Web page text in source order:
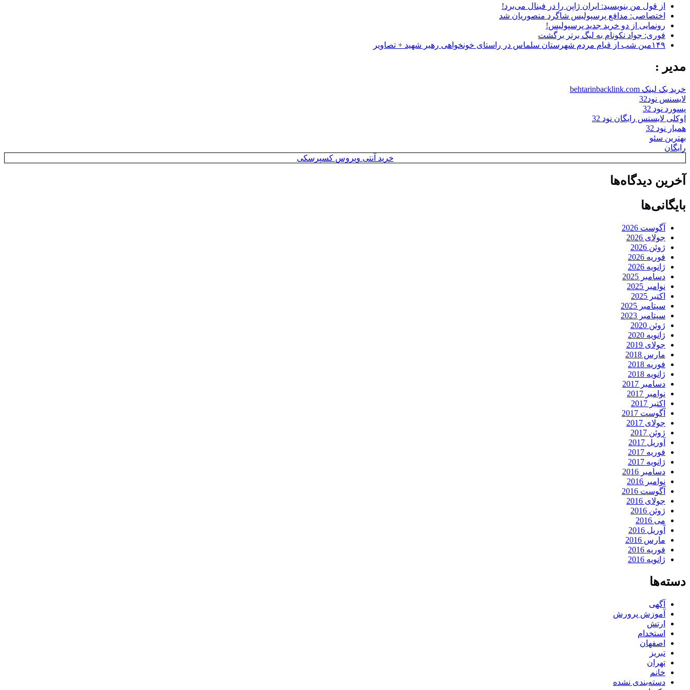
از قول من بنویسید: ایران ژاپن را در فینال می‌برد!
اختصاصی: مدافع پرسپولیس شاگرد منصوریان شد
رونمایی از دو خرید جدید پرسپولیس!
فوری: جواد نکونام به لیگ برتر برگشت
۱۴۹مین شب از قیام مردم شهرستان سلماس در راستای خونخواهی رهبر شهید + تصاویر
مدیر :
خرید بک لینک behtarinbacklink.com
لایسنس نود32
پسورد نود 32
اوکلی لایسنس رایگان نود 32
همیار نود 32
بهترین سئو
رایگان
خرید آنتی ویروس کسپرسکی
آخرین دیدگاه‌ها
بایگانی‌ها
آگوست 2026
جولای 2026
ژوئن 2026
فوریه 2026
ژانویه 2026
دسامبر 2025
نوامبر 2025
اکتبر 2025
سپتامبر 2025
سپتامبر 2023
ژوئن 2020
ژانویه 2020
جولای 2019
مارس 2018
فوریه 2018
ژانویه 2018
دسامبر 2017
نوامبر 2017
اکتبر 2017
آگوست 2017
جولای 2017
ژوئن 2017
آوریل 2017
فوریه 2017
ژانویه 2017
دسامبر 2016
نوامبر 2016
آگوست 2016
جولای 2016
ژوئن 2016
می 2016
آوریل 2016
مارس 2016
فوریه 2016
ژانویه 2016
دسته‌ها
آگهی
آموزش پرورش
ارتش
استخدام
اصفهان
تبریز
تهران
خانم
دسته‌بندی نشده